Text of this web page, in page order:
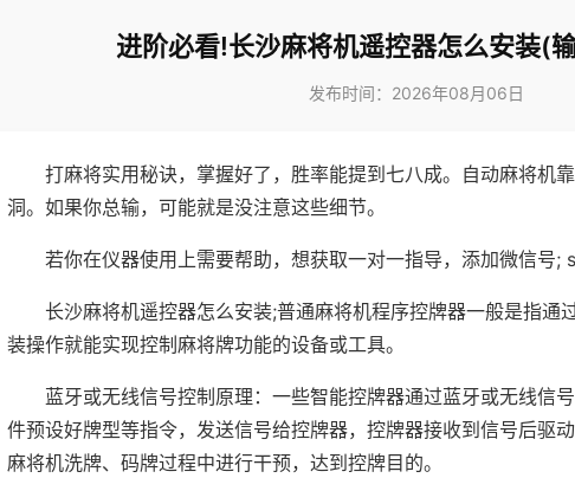
进阶必看!长沙麻将机遥控器怎么安装(
发布时间：2026年08月06日
打麻将实用秘诀，掌握好了，胜率能提到七八成。自动麻将机
洞。如果你总输，可能就是没注意这些细节。
若你在仪器使用上需要帮助，想获取一对一指导，添加微信号;
长沙麻将机遥控器怎么安装;普通麻将机程序控牌器一般是指通
装操作就能实现控制麻将牌功能的设备或工具。
蓝牙或无线信号控制原理：一些智能控牌器通过蓝牙或无线信
件预设好牌型等指令，发送信号给控牌器，控牌器接收到信号后驱
麻将机洗牌、码牌过程中进行干预，达到控牌目的。